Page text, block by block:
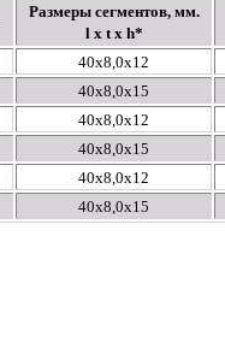
Размеры сегментов, мм.
l x t x h*
40х8,0х12
40х8,0х15
40х8,0х12
40х8,0х15
40х8,0х12
40х8,0х15